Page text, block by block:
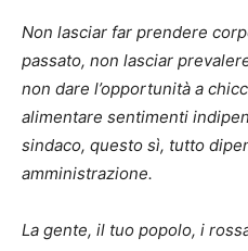
Non lasciar far prendere
passato, non lasciar
non dare l’opportunità a
alimentare sentimenti
sindaco, questo sì, tutto
amministrazione.
La gente, il tuo popolo, i